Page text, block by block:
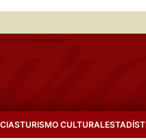
TURISMO CULTURAL